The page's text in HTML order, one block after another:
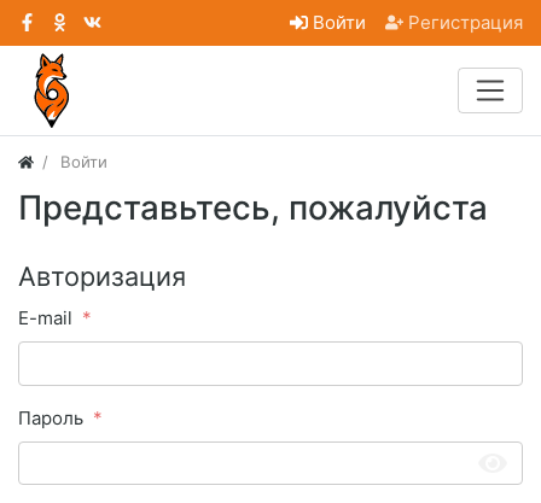
Войти Регистрация
Войти
Представьтесь, пожалуйста
Авторизация
E-mail
Пароль